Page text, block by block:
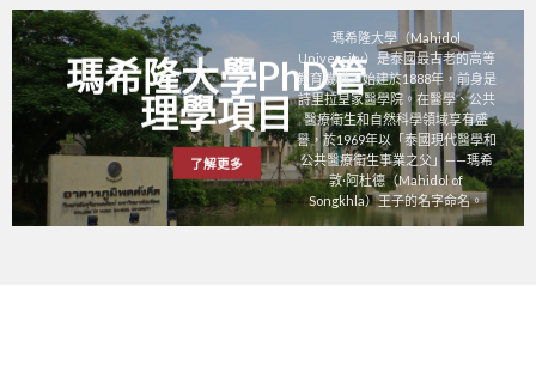
瑪希隆大學PhD管
理學項目
了解更多
瑪希隆大學（Mahidol
University）是泰國最古老的高等
教育機構，始建於1888年，前身是
詩里拉皇家醫學院。在醫學、公共
醫療衛生和自然科學領域享有盛
譽，於1969年以「泰國現代醫學和
公共醫療衛生事業之父」——瑪希
敦·阿杜德（Mahidol of
Songkhla）王子的名字命名。